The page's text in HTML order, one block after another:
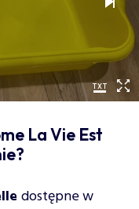
La Vie Est
dostępne w